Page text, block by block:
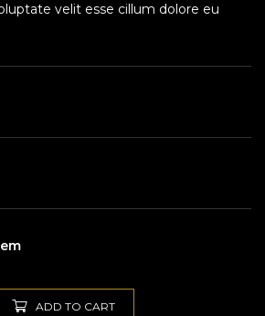
velit esse cillum dolore eu
ADD TO CART